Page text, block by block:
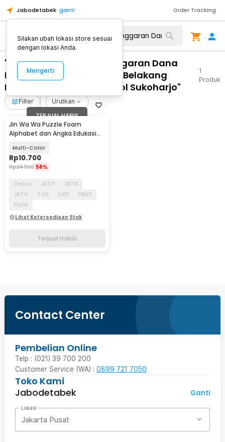
Jabodetabek ganti Order Tracking
"WA 0859 3970 0884 Anggaran Dana
Pemasangan Pintu Kaca Belakang
Rumah Terpercaya Grogol Sukoharjo"
1
Produk
Filter Urutkan
TERJUAL HABIS
Jin Wa Wa Puzzle Foam
Alphabet dan Angka Edukasi
Multi-Color
Rp10.700
Rp24.900 58%
Online JKTP
JKTB
JKTU
TGR CKP
PBKS
PDPK
Lihat Ketersediaan Stok
Terjual Habis
Contact Center
Pembelian Online
Telp : (021) 39 700 200
Customer Service (WA) : 0899 721 7050
Toko Kami
Jabodetabek
Ganti
Lokasi
Jakarta Pusat
Silakan ubah lokasi store sesuai
dengan lokasi Anda.
Mengerti